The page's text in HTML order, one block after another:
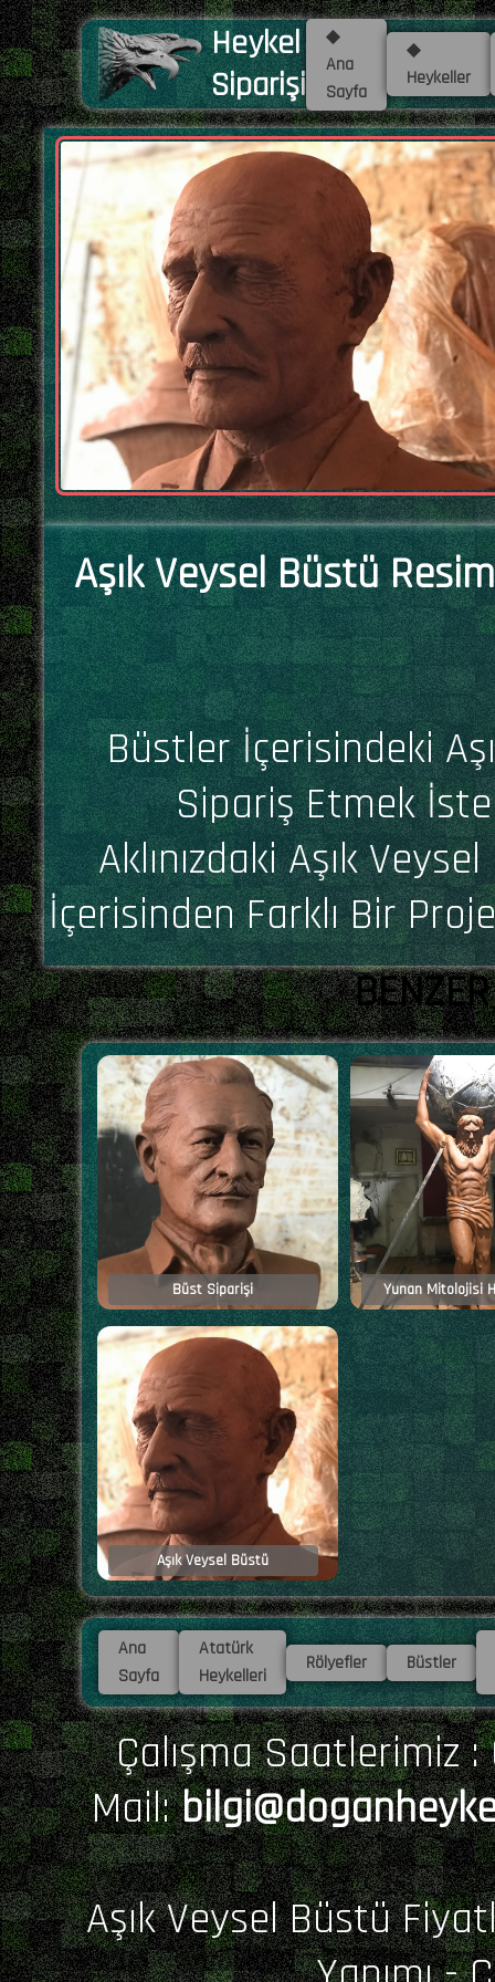
Heykel
Siparişi
◆
Ana
Sayfa
◆
Heykeller
Aşık Veysel Büstü
Büstler İçerisindeki
Sipariş Etmek
Aklınızdaki Aşık
İçerisinden Farklı Bir
Büst Siparişi Yunan Mitolojisi
Aşık Veysel Büstü
Ana
Sayfa
Atatürk
Heykelleri
Rölyefler Büstler
Çalışma Saatlerimiz
Mail:
Aşık Veysel Büstü